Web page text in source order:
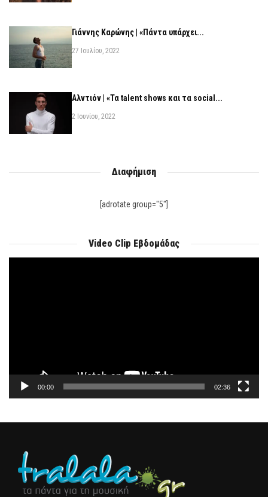
Γιάννης Καρώνης | «Πάντα υπάρχει...
27 Ιουλίου, 2022
Αλντιόν | «Τα talent shows και τα social...
2 Ιουνίου, 2022
Διαφήμιση
[adrotate group="5"]
Video Clip Εβδομάδας
00:00 02:36